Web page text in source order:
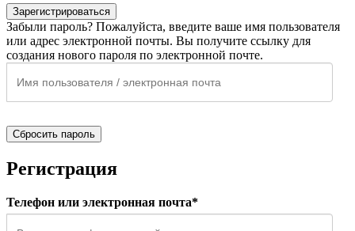
Зарегистрироваться
Забыли пароль? Пожалуйста, введите ваше имя пользователя
или адрес электронной почты. Вы получите ссылку для
создания нового пароля по электронной почте.
Сбросить пароль
Регистрация
Телефон или электронная почта*